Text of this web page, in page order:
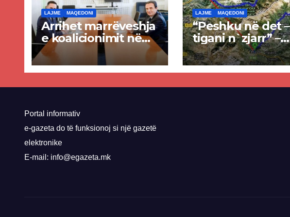
LAJME MAQEDONI
Arrihet marrëveshja
e koalicionimit në
parim mes Kurtit
dhe Abdixhikut
LAJME MAQEDONI
“Peshku në det –
tigani n`zjarr” –
Ende pa u kryer
projekti i tunelit,
komuna e
nis punimet për
Portal informativ
e-gazeta do të funksionoj si një gazetë
elektronike
E-mail: info@egazeta.mk